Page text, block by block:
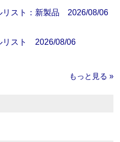
リスト：新製品 2026/08/06
リスト 2026/08/06
もっと見る »